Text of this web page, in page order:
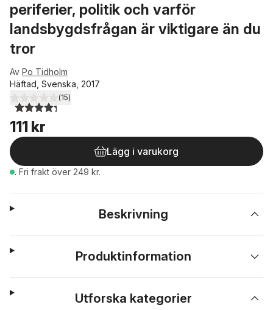
periferier, politik och varför
landsbygdsfrågan är viktigare än du
tror
Av Po Tidholm
Häftad, Svenska, 2017
4,3utav 5 stjärnor. Totalt antal röster:
(15)
111 kr
Lägg i varukorg
. Fri frakt över 249 kr.
Beskrivning
Produktinformation
Utforska kategorier